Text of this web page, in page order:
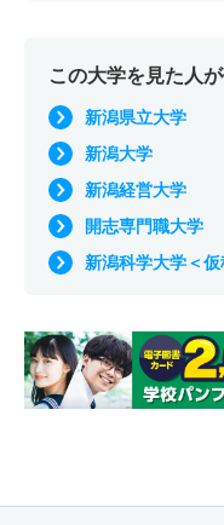
この大学を見た人
新潟県立大学
新潟大学
新潟経営大学
開志専門職大学
新潟科学大学＜仮